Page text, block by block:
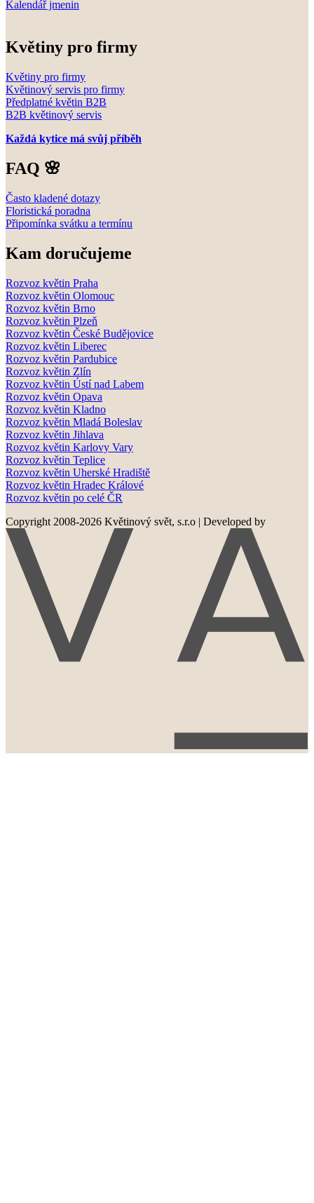
Kalendář jmenin
Květiny pro firmy
Květiny pro firmy
Květinový servis pro firmy
Předplatné květin B2B
B2B květinový servis
Každá kytice má svůj příběh
FAQ 🌸
Často kladené dotazy
Floristická poradna
Připomínka svátku a termínu
Kam doručujeme
Rozvoz květin Praha
Rozvoz květin Olomouc
Rozvoz květin Brno
Rozvoz květin Plzeň
Rozvoz květin České Budějovice
Rozvoz květin Liberec
Rozvoz květin Pardubice
Rozvoz květin Zlín
Rozvoz květin Ústí nad Labem
Rozvoz květin Opava
Rozvoz květin Kladno
Rozvoz květin Mladá Boleslav
Rozvoz květin Jihlava
Rozvoz květin Karlovy Vary
Rozvoz květin Teplice
Rozvoz květin Uherské Hradiště
Rozvoz květin Hradec Králové
Rozvoz květin po celé ČR
Copyright 2008-2026 Květinový svět, s.r.o | Developed by